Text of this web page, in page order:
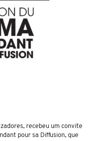
recebeu um convite
pour sa Diffusion, que